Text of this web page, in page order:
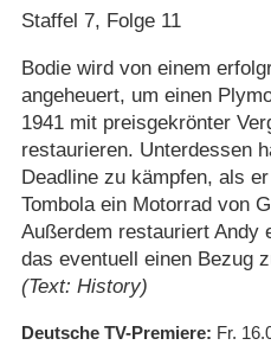
Staffel 7, Folge 11
Bodie wird von einem
angeheuert, um einen
1941 mit preisgekrönter
restaurieren. Unterdessen
Deadline zu kämpfen, als
Tombola ein Motorrad von
Außerdem restauriert Andy
das eventuell einen Bezug
(Text: History)
Deutsche TV-Premiere Fr.